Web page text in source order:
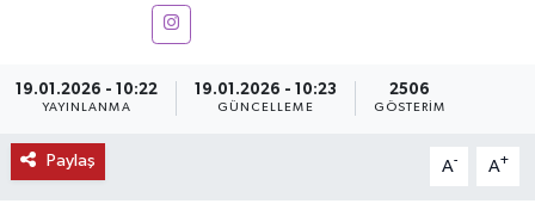
19.01.2026 - 10:22
YAYINLANMA
19.01.2026 - 10:23
GÜNCELLEME
2506
GÖSTERIM
Paylaş A- A+
KEMERBURGAZ
KÜLTÜR - SANAT